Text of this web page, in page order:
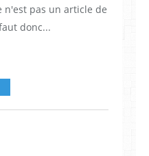
n'est pas un article de
donc...